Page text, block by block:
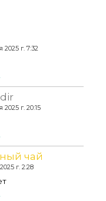
PART II Daph's
2025 г. 7:32
2025 г. 20:15
чай
г. 2:28